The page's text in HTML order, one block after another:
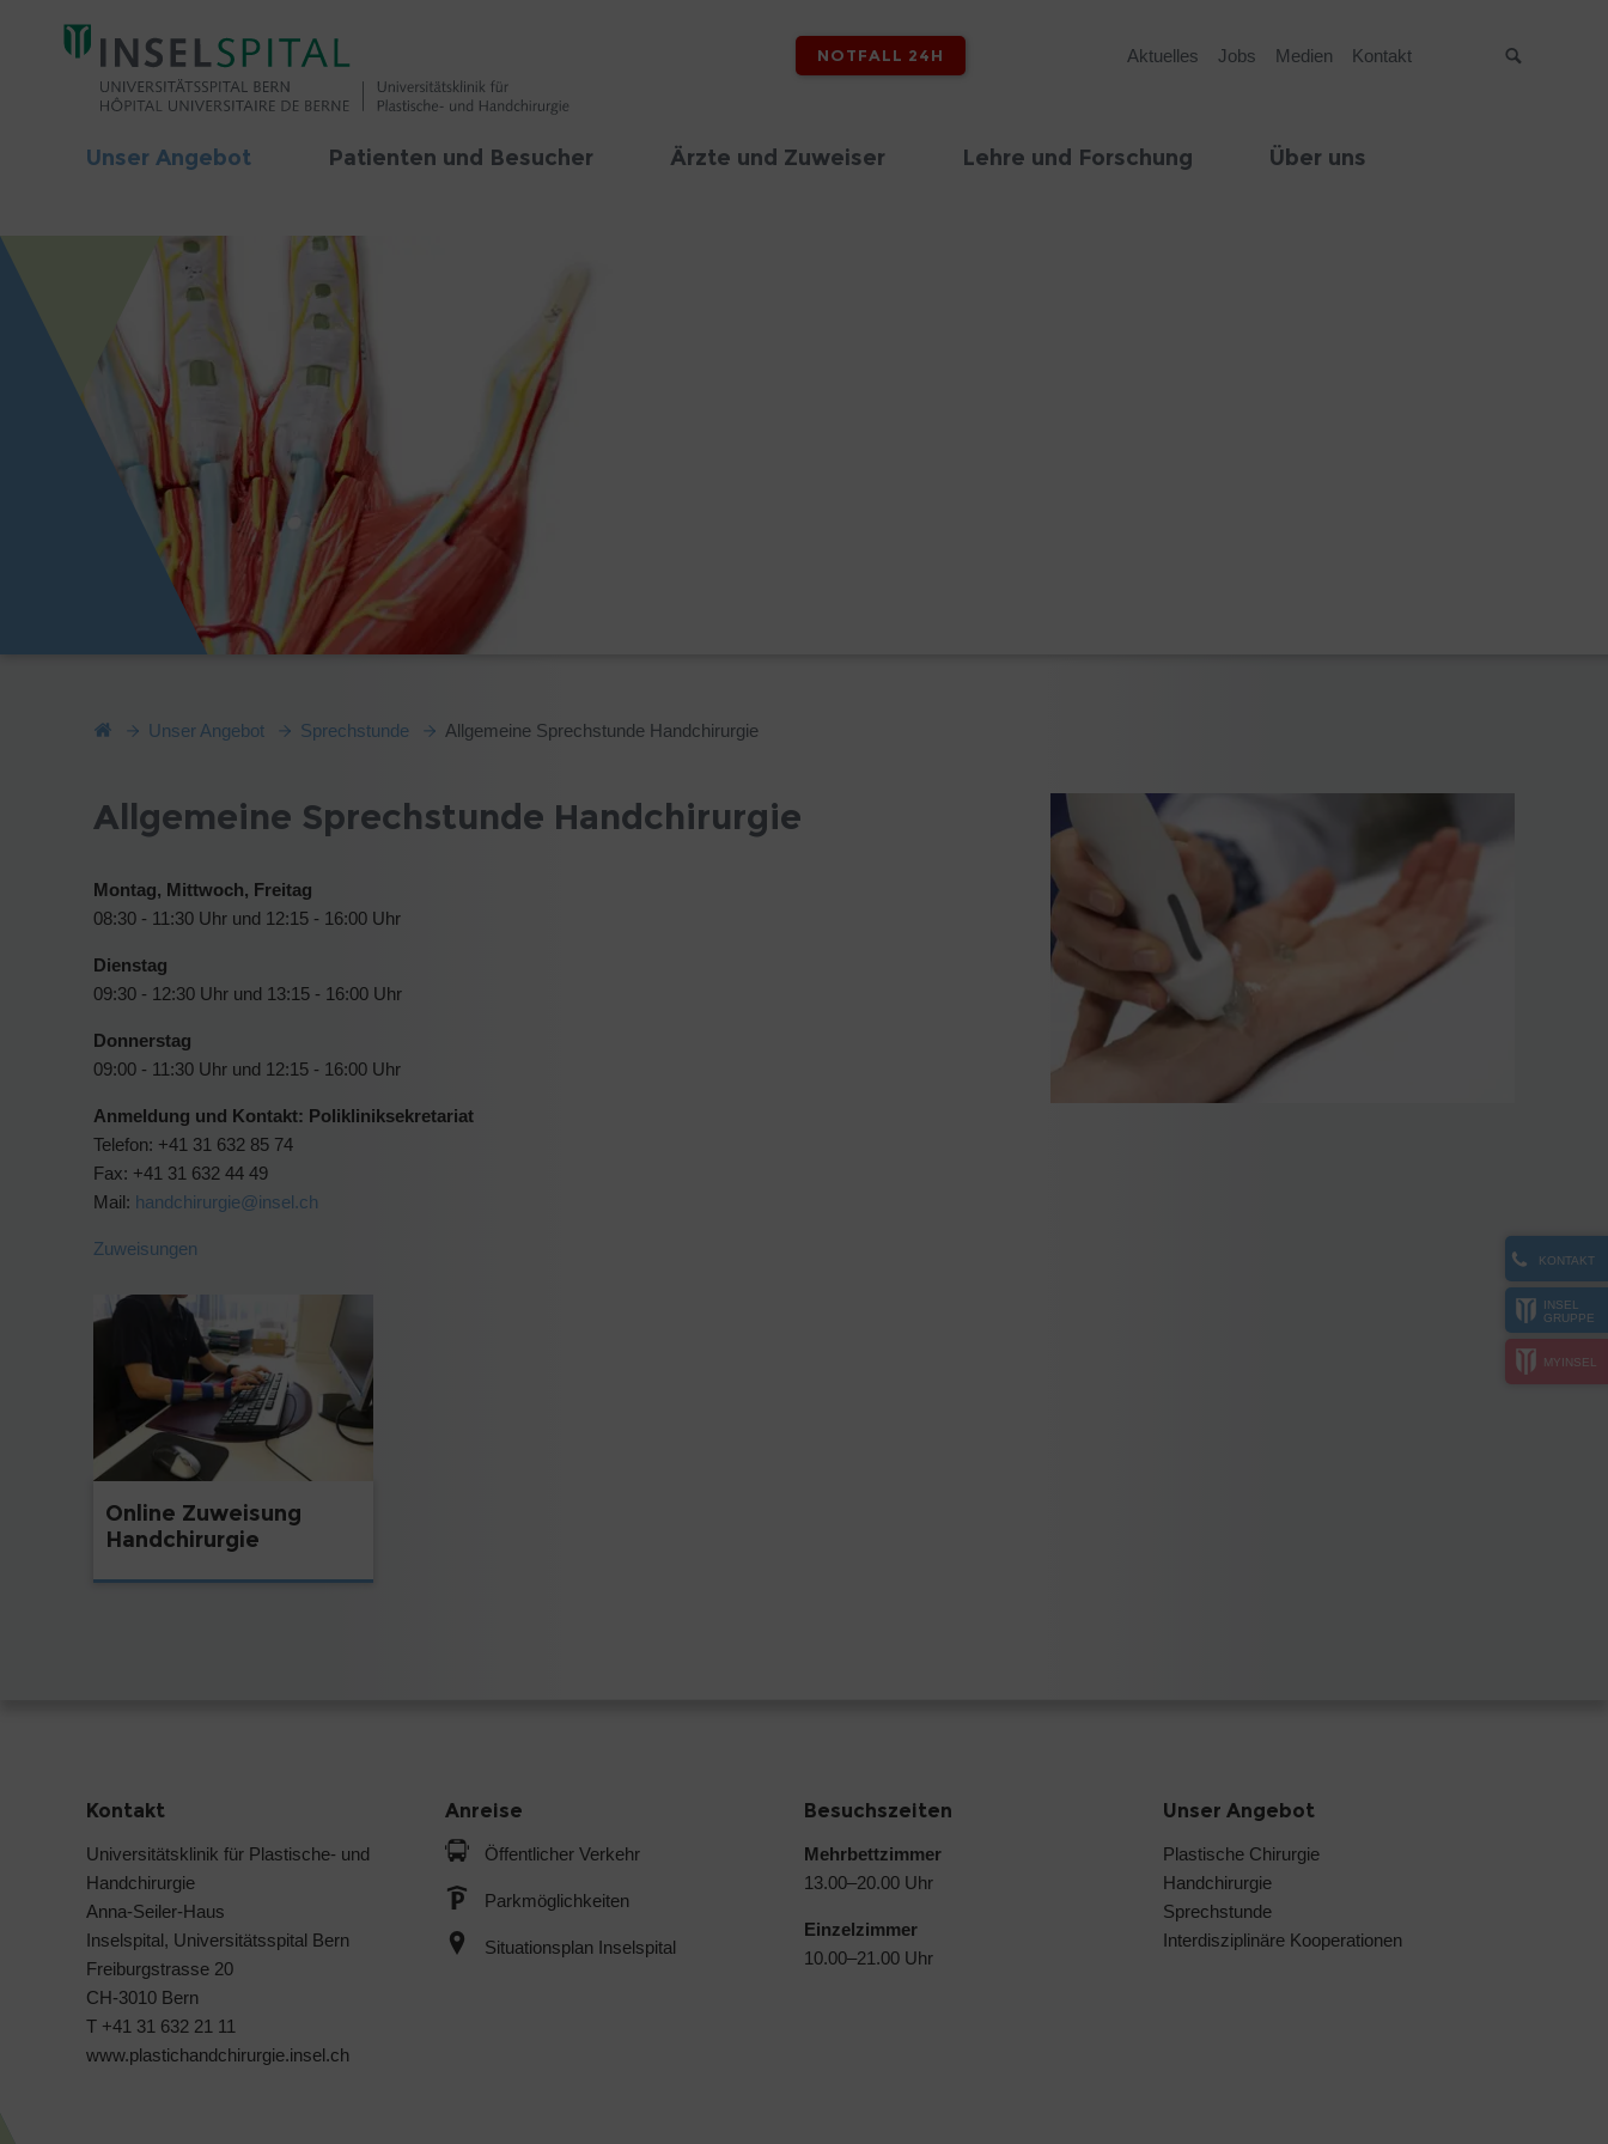
NOTFALL 24H Aktuelles Jobs Medien Kontakt
Unser Angebot Patienten und Besucher Ärzte und Zuweiser Lehre und Forschung Über uns
KONTAKT
INSEL
GRUPPE
MYINSEL
Unser Angebot Sprechstunde Allgemeine Sprechstunde Handchirurgie
Allgemeine Sprechstunde Handchirurgie
Montag, Mittwoch, Freitag
08:30 - 11:30 Uhr und 12:15 - 16:00 Uhr
Dienstag
09:30 - 12:30 Uhr und 13:15 - 16:00 Uhr
Donnerstag
09:00 - 11:30 Uhr und 12:15 - 16:00 Uhr
Anmeldung und Kontakt: Polikliniksekretariat
Telefon: +41 31 632 85 74
Fax: +41 31 632 44 49
Mail: handchirurgie@insel.ch
Zuweisungen
Online Zuweisung
Handchirurgie
Kontakt
Universitätsklinik für Plastische- und
Handchirurgie
Anna-Seiler-Haus
Inselspital, Universitätsspital Bern
Freiburgstrasse 20
CH-3010 Bern
T +41 31 632 21 11
www.plastichandchirurgie.insel.ch
Anreise
Öffentlicher Verkehr
Parkmöglichkeiten
Situationsplan Inselspital
Besuchszeiten
Mehrbettzimmer
13.00–20.00 Uhr
Einzelzimmer
10.00–21.00 Uhr
Unser Angebot
Plastische Chirurgie
Handchirurgie
Sprechstunde
Interdisziplinäre Kooperationen